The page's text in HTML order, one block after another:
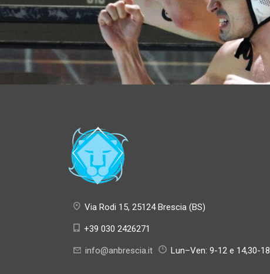
Via Rodi 15, 25124 Brescia (BS)
+39 030 2426271
info@anbrescia.it Lun–Ven: 9-12 e 14,30-18